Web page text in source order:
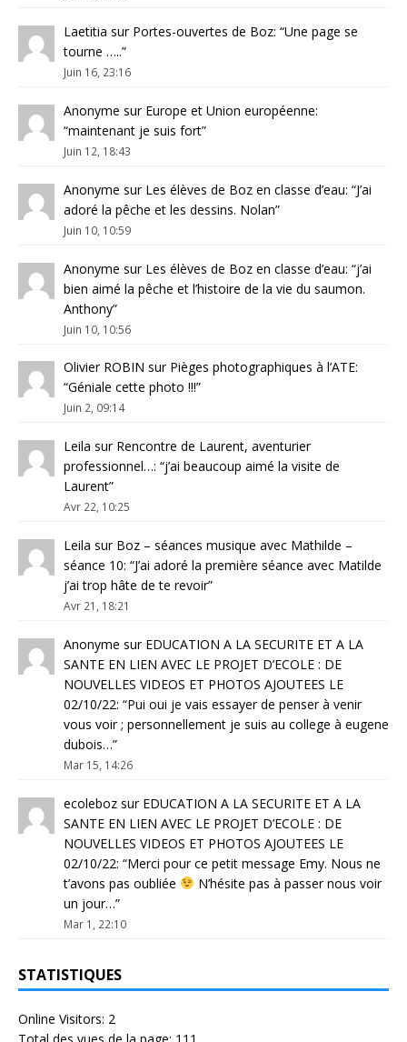
Laetitia sur Portes-ouvertes de Boz: “Une page se
tourne …..”
Juin 16, 23:16
Anonyme sur Europe et Union européenne:
“maintenant je suis fort”
Juin 12, 18:43
Anonyme sur Les élèves de Boz en classe d’eau: “J’ai
adoré la pêche et les dessins. Nolan”
Juin 10, 10:59
Anonyme sur Les élèves de Boz en classe d’eau: “j’ai
bien aimé la pêche et l’histoire de la vie du saumon.
Anthony”
Juin 10, 10:56
Olivier ROBIN sur Pièges photographiques à l’ATE:
“Géniale cette photo !!!”
Juin 2, 09:14
Leila sur Rencontre de Laurent, aventurier
professionnel…: “j’ai beaucoup aimé la visite de
Laurent”
Avr 22, 10:25
Leila sur Boz – séances musique avec Mathilde –
séance 10: “J’ai adoré la première séance avec Matilde
j’ai trop hâte de te revoir”
Avr 21, 18:21
Anonyme sur EDUCATION A LA SECURITE ET A LA
SANTE EN LIEN AVEC LE PROJET D’ECOLE : DE
NOUVELLES VIDEOS ET PHOTOS AJOUTEES LE
02/10/22: “Pui oui je vais essayer de penser à venir
vous voir ; personnellement je suis au college à eugene
dubois…”
Mar 15, 14:26
ecoleboz sur EDUCATION A LA SECURITE ET A LA
SANTE EN LIEN AVEC LE PROJET D’ECOLE : DE
NOUVELLES VIDEOS ET PHOTOS AJOUTEES LE
02/10/22: “Merci pour ce petit message Emy. Nous ne
t’avons pas oubliée
N’hésite pas à passer nous voir
un jour…”
Mar 1, 22:10
STATISTIQUES
Online Visitors: 2